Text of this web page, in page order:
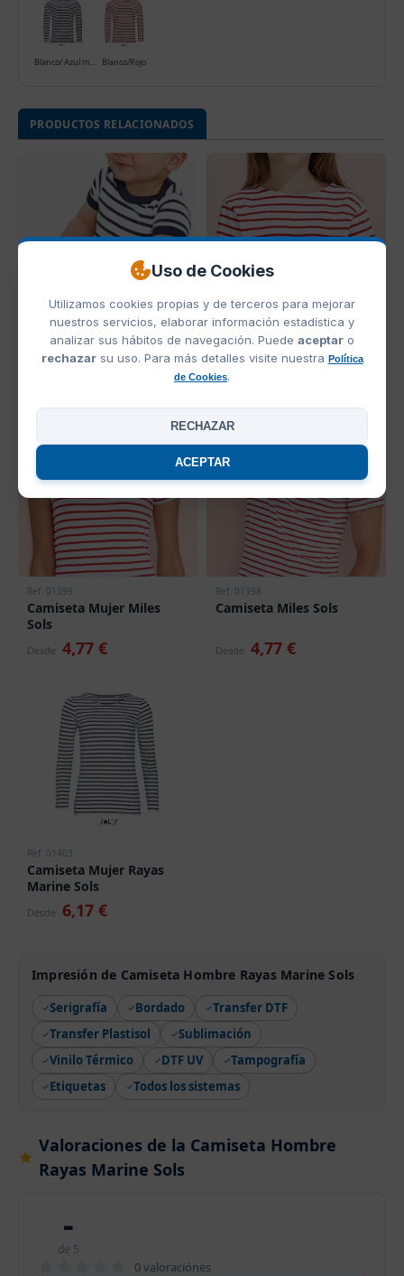
Uso de Cookies
Utilizamos cookies propias y de terceros para mejorar
nuestros servicios, elaborar información estadística y
analizar sus hábitos de navegación. Puede aceptar o
rechazarsu uso. Para más detalles visite nuestra Política
de Cookies.
RECHAZAR
ACEPTAR
Blanco/ Azul marino Blanco/Rojo
PRODUCTOS RELACIONADOS
Ref. 01401
Body Bebe Miles Sols
Ref. 01400
Camiseta Infantil Miles
Sols
Ref. 01399
Camiseta Mujer Miles
Sols
Desde 4,77 €
Ref. 01398
Camiseta Miles Sols
Desde 4,77 €
Ref. 01403
Camiseta Mujer Rayas
Marine Sols
Desde 6,17 €
Impresión de Camiseta Hombre Rayas Marine Sols
Serigrafía Bordado
Transfer DTF
Transfer Plastisol
Sublimación
Vinilo Térmico
DTF UV
Tampografía
Etiquetas
Todos los sistemas
Valoraciones de la Camiseta Hombre
Rayas Marine Sols
-
de 5
0 valoraciónes